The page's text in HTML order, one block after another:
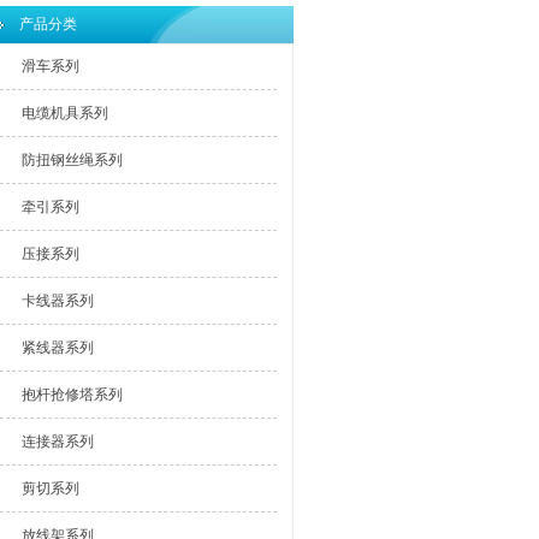
产品分类
滑车系列
电缆机具系列
防扭钢丝绳系列
牵引系列
压接系列
卡线器系列
紧线器系列
抱杆抢修塔系列
连接器系列
剪切系列
放线架系列